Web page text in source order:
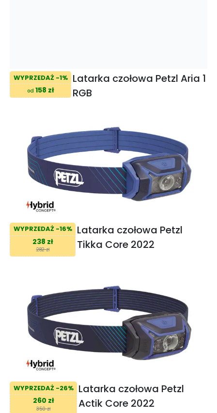
WYPRZEDAŻ -1%
od 158 zł
Latarka czołowa Petzl Aria 1
RGB
WYPRZEDAŻ -16%
238 zł
282 zł
Latarka czołowa Petzl
Tikka Core 2022
WYPRZEDAŻ -26%
260 zł
350 zł
Latarka czołowa Petzl
Actik Core 2022